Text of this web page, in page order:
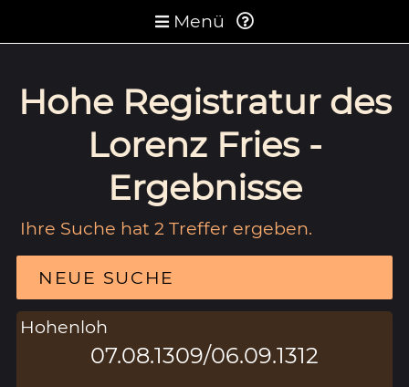
Menü
Hohe Registratur des
Lorenz Fries -
Ergebnisse
Ihre Suche hat 2 Treffer ergeben.
NEUE SUCHE
Hohenloh
07.08.1309/06.09.1312